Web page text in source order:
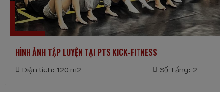
HÌNH ẢNH TẬP LUYỆN TẠI PTS KICK-FITNESS
Diện tích: 120 m2 Số Tầng: 2